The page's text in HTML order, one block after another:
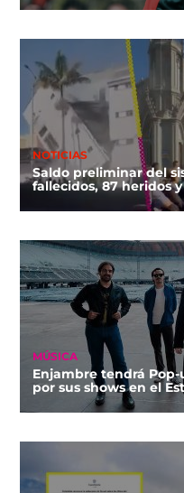
NOTICIAS
Saldo preliminar del
fallecidos, 87 heridos
MÚSICA
Enjambre tendrá
por sus shows en el